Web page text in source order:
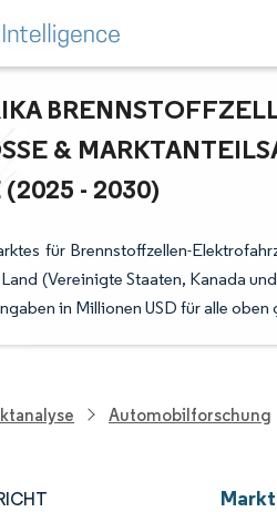
&
- 2030)
für Brennstoffzellen-
(Vereinigte Staaten, Kanada
in Millionen USD für alle oben
Automobilforschung